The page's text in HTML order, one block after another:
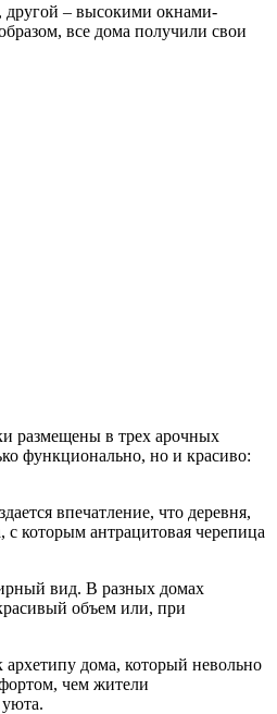
другой – высокими окнами-
все дома получили свои
размещены в трех арочных
функционально, но и красиво:
впечатление, что деревня,
которым антрацитовая черепица
вид. В разных домах
объем или, при
архетипу дома, который невольно
чем жители